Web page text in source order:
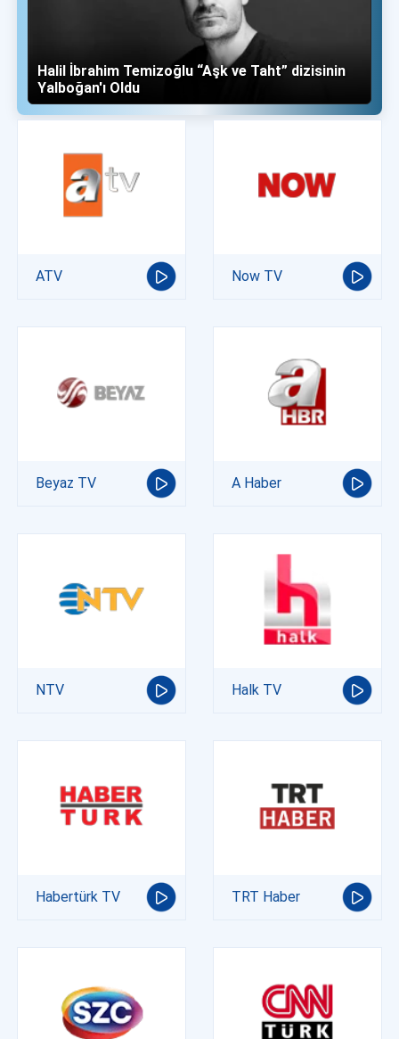
Halil İbrahim Temizoğlu “Aşk ve Taht” dizisinin
Yalboğan'ı Oldu
ATV Now TV
Beyaz TV A Haber
NTV Halk TV
Habertürk TV TRT Haber